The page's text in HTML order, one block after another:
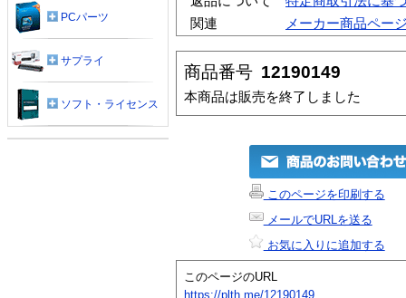
関連
メーカー商品ペー
商品番号 12190149
本商品は販売を終了しました
このページを印刷する
メールでURLを送る
お気に入りに追加する
このページのURL
https://plth.me/12190149
PCパーツ
サプライ
ソフト・ライセンス